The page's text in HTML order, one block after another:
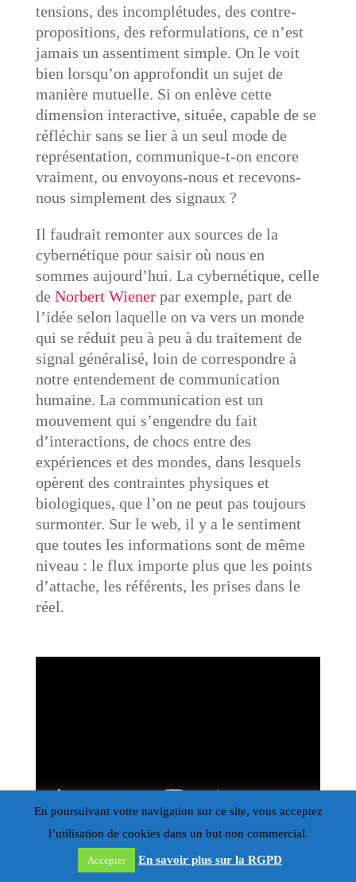
tensions, des incomplétudes, des contre-
propositions, des reformulations, ce n’est
jamais un assentiment simple. On le voit
bien lorsqu’on approfondit un sujet de
manière mutuelle. Si on enlève cette
dimension interactive, située, capable de se
réfléchir sans se lier à un seul mode de
représentation, communique-t-on encore
vraiment, ou envoyons-nous et recevons-
nous simplement des signaux ?
Il faudrait remonter aux sources de la
cybernétique pour saisir où nous en
sommes aujourd’hui. La cybernétique, celle
de Norbert Wienerpar exemple, part de
l’idée selon laquelle on va vers un monde
qui se réduit peu à peu à du traitement de
signal généralisé, loin de correspondre à
notre entendement de communication
humaine. La communication est un
mouvement qui s’engendre du fait
d’interactions, de chocs entre des
expériences et des mondes, dans lesquels
opèrent des contraintes physiques et
biologiques, que l’on ne peut pas toujours
surmonter. Sur le web, il y a le sentiment
que toutes les informations sont de même
niveau : le flux importe plus que les points
d’attache, les référents, les prises dans le
réel.
Est-ce qu’un jour on peut imaginer que
En poursuivant votre navigation sur ce site, vous acceptez
l’utilisation de cookies dans un but non commercial.
Accepter En savoir plus sur la RGPD